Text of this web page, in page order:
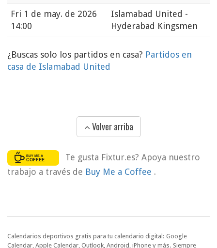
Fri 1 de may. de 2026
14:00
Islamabad United -
Hyderabad Kingsmen
¿Buscas solo los partidos en casa? Partidos en
casa de Islamabad United
Volver arriba
Te gusta Fixtur.es? Apoya nuestro
trabajo a través de Buy Me a Coffee .
Calendarios deportivos gratis para tu calendario digital: Google
Calendar, Apple Calendar, Outlook, Android, iPhone y más. Siempre